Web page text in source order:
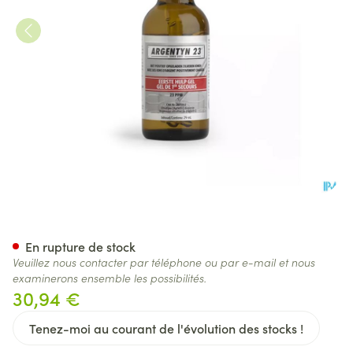
30,94 €
Tenez-moi au courant de l'évolution des stocks !
En rupture de stock
Veuillez nous contacter par téléphone ou par e-mail et nous
examinerons ensemble les possibilités.